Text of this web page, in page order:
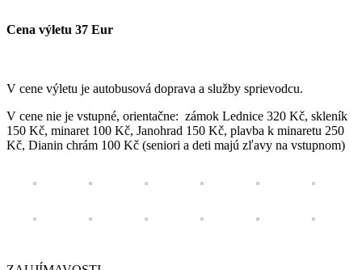
Cena výletu 37 Eur
V cene výletu je autobusová doprava a služby sprievodcu.
V cene nie je vstupné, orientačne: zámok Lednice 320 Kč, skleník
150 Kč, minaret 100 Kč, Janohrad 150 Kč, plavba k minaretu 250
Kč, Dianin chrám 100 Kč (seniori a deti majú zľavy na vstupnom)